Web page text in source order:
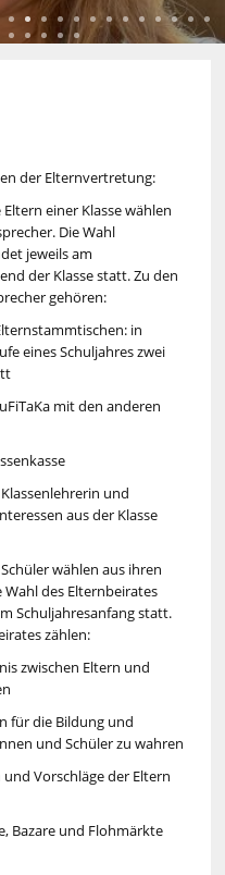
der Elternvertretung:
Eltern einer Klasse wählen
Die Wahl
jeweils am
der Klasse statt. Zu den
gehören:
in
eines Schuljahres zwei
mit den anderen
und
aus der Klasse
wählen aus ihren
Wahl des Elternbeirates
Schuljahresanfang statt.
zählen:
zwischen Eltern und
für die Bildung und
und Schüler zu wahren
Vorschläge der Eltern
Bazare und Flohmärkte